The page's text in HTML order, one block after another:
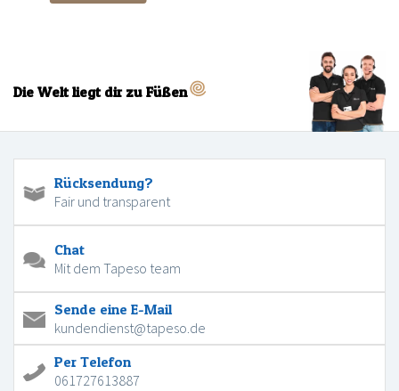
Die Welt liegt dir zu Füßen
Rücksendung?
Fair und transparent
Chat
Mit dem Tapeso team
Sende eine E-Mail
kundendienst@tapeso.de
Per Telefon
061727613887